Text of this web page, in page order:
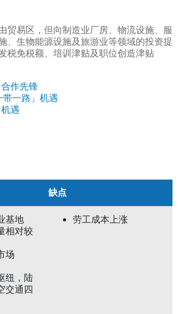
贸易区，但向制造业厂房、物流设施、服
、生物能源设施及旅游业等领域的投资提
税免税额、培训津贴及职位创造津贴
作先锋
一路」机遇
遇
缺点
基地
相对较
场
纽，陆
交通四
劳工成本上涨